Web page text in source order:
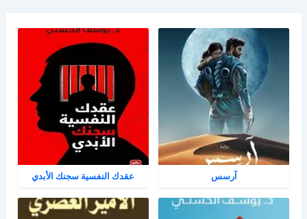
آرسس عقدك النفسية سجنك الأبدي